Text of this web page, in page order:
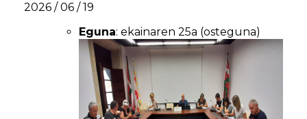
2026 / 06 / 19
Eguna: ekainaren 25a (osteguna)